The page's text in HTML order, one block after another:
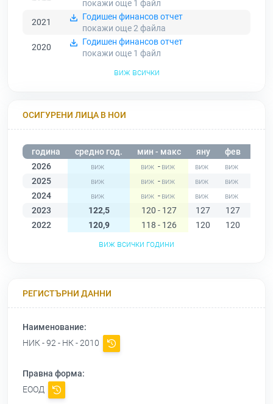
покажи още 1 файл
2021
Годишен финансов отчет
покажи още 2файла
2020
Годишен финансов отчет
покажи още 1 файл
виж всички
ОСИГУРЕНИ ЛИЦА В НОИ
година средно год. мин - макс яну фев
2026
-
2025
-
2024
-
2023
122,5 120 - 127 127 127
2022
120,9 118 - 126 120 120
виж всички години
РЕГИСТЪРНИ ДАННИ
Наименование:
НИК - 92 - НК - 2010
Правна форма:
ЕООД